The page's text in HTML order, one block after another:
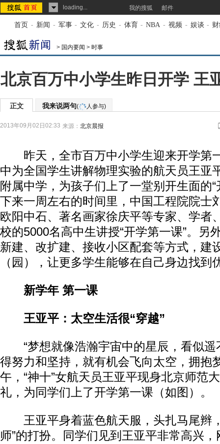
loading... 我的搜狐 邮件
首页 - 新闻 - 军事 - 文化 - 历史 - 体育 - NBA - 视频 - 娱谈 -
> 国内要闻 > 时事
北京百万中小学生昨日开学 王
正文 我来说两句( 人参与)
2013年09月02日02:33 来源： 北京晨报
昨天，全市百万中小学生迎来开学第
中为全国学生讲解物理实验的航天员王亚
附属中学，为孩子们上了一堂别开生面的
下来一周左右的时间里，中国工程院院士
欧阳中石、著名画家徐庆平等专家、学者
校的5000名高中生讲授“开学第一课”。另
新建、改扩建、接收小区配套等方式，建
（园），让更多学生能够在自己身边找到
新学年 第一课
王亚平：太空生活很“穿越”
“梦想就像浩瀚宇宙中的星辰，看似遥
得努力和坚持，就有机会飞向太空，拥抱
午，“神十”女航天员王亚平现身北京师范
礼，为同学们上了开学第一课（如图）。
王亚平身着蓝色航天服，头扎马尾辫
师”的打扮。同学们见到王亚平非常高兴